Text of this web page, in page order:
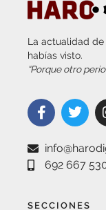
La actualidad de
habías visto.
“Porque otro
692 667
SECCIONES